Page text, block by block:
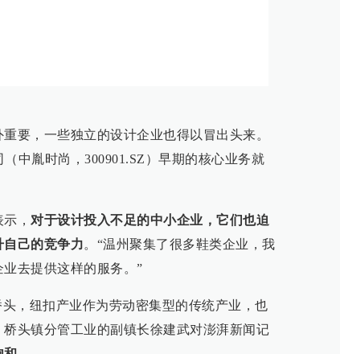
要，一些独立的设计企业也得以冒出头来。
中胤时尚，300901.SZ）早期的核心业务就
， 对于设计投入不足的中小企业，它们也迫
己的竞争力。“温州聚集了很多鞋类企业，我
去提供这样的服务。”
，纽扣产业作为劳动密集型的传统产业，也
头镇分管工业的副镇长徐建武对澎湃新闻记